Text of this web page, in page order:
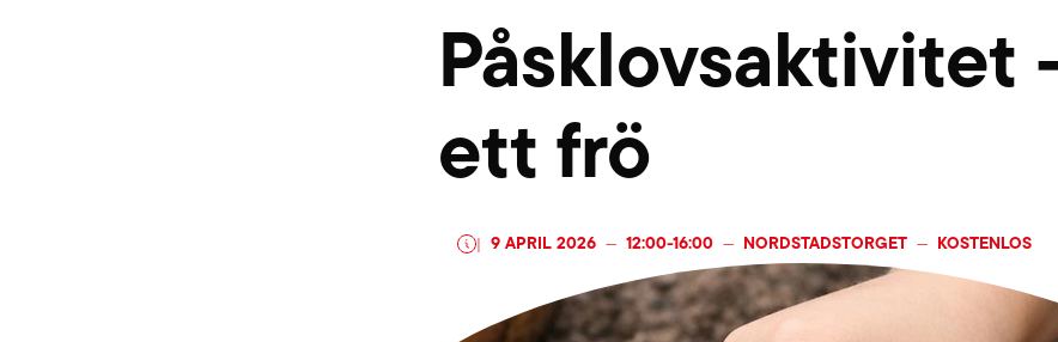
Påsklovsaktivitet
ett frö
| 9 APRIL 2026 — 12:00-16:00 — NORDSTADSTORGET — KOSTENLOS